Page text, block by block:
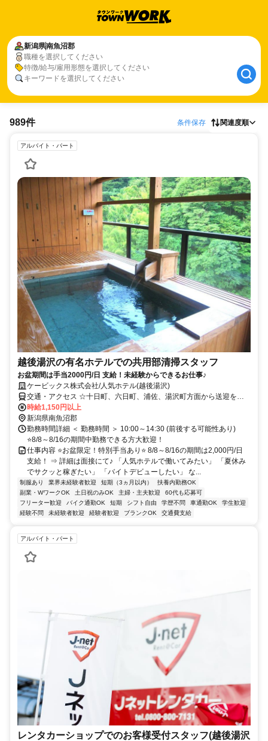
新潟県南魚沼郡
職種を選択してください
特徴/給与/雇用形態を選択してください
キーワードを選択してください
989件 条件保存 関連度順
アルバイト・パート
越後湯沢の有名ホテルでの共用部清掃スタッフ
お盆期間は手当2000円/日 支給！未経験からできるお仕事♪
ケービックス株式会社/人気ホテル(越後湯沢)
交通・アクセス ☆十日町、六日町、浦佐、湯沢町方面から送迎を利
用するスタッフも多数
時給1,150円以上
新潟県南魚沼郡
勤務時間詳細 ＜ 勤務時間 ＞ 10:00～14:30 (前後する可能性あり)
⭐8/8～8/16の期間中勤務できる方大歓迎！
仕事内容 ⭐お盆限定！特別手当あり⭐ 8/8～8/16の期間は2,000円/日
支給！ ⇒ 詳細は面接にて♪ 「人気ホテルで働いてみたい」 「夏休み
でサクッと稼ぎたい」 「バイトデビューしたい」 な...
制服あり 業界未経験者歓迎 短期（3ヵ月以内）
扶養内勤務OK
副業・WワークOK
土日祝のみOK 主婦・主夫歓迎
60代も応募可
フリーター歓迎
バイク通勤OK 短期 シフト自由 学歴不問 車通勤OK
学生歓迎
経験不問
未経験者歓迎 経験者歓迎 ブランクOK 交通費支給
アルバイト・パート
レンタカーショップでのお客様受付スタッフ(越後湯沢